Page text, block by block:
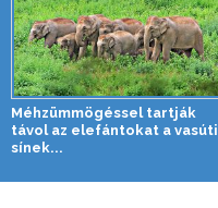
Méhzümmögéssel tartják
távol az elefántokat a vasúti
sínek...